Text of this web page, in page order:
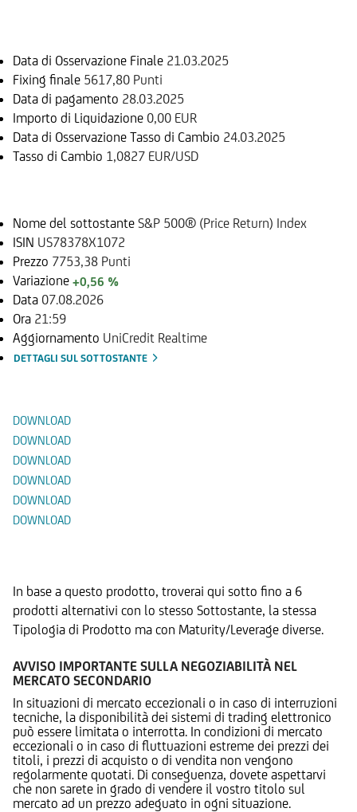
Data di Osservazione Finale 21.03.2025
Fixing finale 5617,80 Punti
Data di pagamento 28.03.2025
Importo di Liquidazione 0,00 EUR
Data di Osservazione Tasso di Cambio 24.03.2025
Tasso di Cambio 1,0827 EUR/USD
Nome del sottostante S&P 500® (Price Return) Index
ISIN US78378X1072
Prezzo 7753,38 Punti
Variazione +0,56 %
Data 07.08.2026
Ora 21:59
Aggiornamento UniCredit Realtime
DETTAGLI SUL SOTTOSTANTE
DOWNLOAD
DOWNLOAD
DOWNLOAD
DOWNLOAD
DOWNLOAD
DOWNLOAD
In base a questo prodotto, troverai qui sotto fino a 6
prodotti alternativi con lo stesso Sottostante, la stessa
Tipologia di Prodotto ma con Maturity/Leverage diverse.
AVVISO IMPORTANTE SULLA NEGOZIABILITÀ NEL
MERCATO SECONDARIO
In situazioni di mercato eccezionali o in caso di interruzioni
tecniche, la disponibilità dei sistemi di trading elettronico
può essere limitata o interrotta. In condizioni di mercato
eccezionali o in caso di fluttuazioni estreme dei prezzi dei
titoli, i prezzi di acquisto o di vendita non vengono
regolarmente quotati. Di conseguenza, dovete aspettarvi
che non sarete in grado di vendere il vostro titolo sul
mercato ad un prezzo adeguato in ogni situazione.